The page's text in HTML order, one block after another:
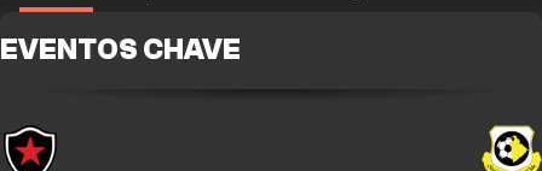
EVENTOS CHAVE